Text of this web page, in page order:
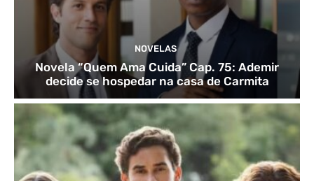
NOVELAS
Novela “Quem Ama Cuida” Cap. 75: Ademir
decide se hospedar na casa de Carmita